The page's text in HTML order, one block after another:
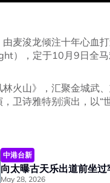
麦浚龙倾注十年心血
），定于10月9日全马
火山》，汇聚金城武
卫诗雅特别演出，以“
中港台新
向太曝古天乐出道前坐
May 28, 2026